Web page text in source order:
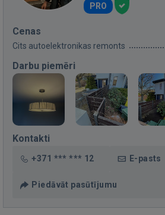
PRO
Cenas
Cits autoelektronikas remonts
Darbu piemēri
Kontakti
+371 *** *** 12 E-pasts
Piedāvāt pasūtījumu